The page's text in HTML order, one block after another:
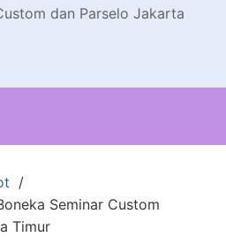
dan Parselo Jakarta
Seminar Custom
Timur